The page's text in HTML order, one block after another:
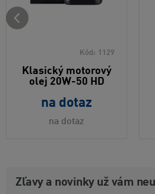
Kód: 1129
Klasický motorový
olej 20W-50 HD
na dotaz
na dotaz
Zľavy a novinky už vám